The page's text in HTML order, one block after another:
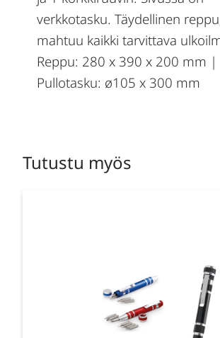
verkkotasku. Täydellinen
mahtuu kaikki tarvittava
Reppu: 280 x 390 x 200 mm |
Pullotasku: ø105 x 300 mm
Tutustu myös